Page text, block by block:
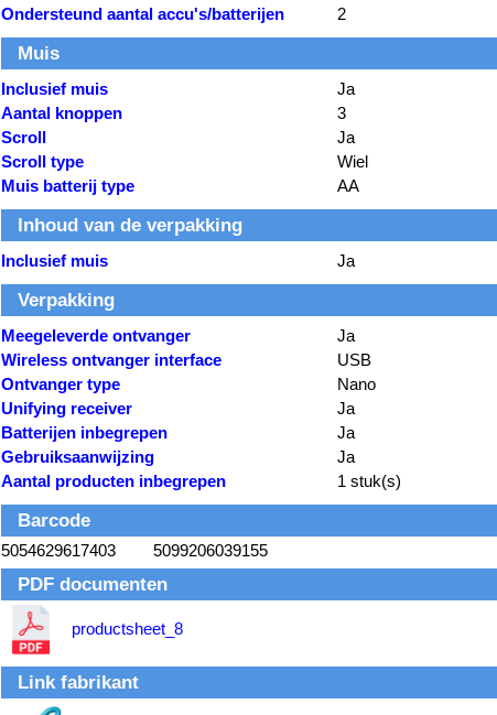
Ondersteund aantal accu's/batterijen
2
Muis
Inclusief muis
Ja
Aantal knoppen
3
Scroll
Ja
Scroll type
Wiel
Muis batterij type
AA
Inhoud van de verpakking
Inclusief muis Ja
Verpakking
Meegeleverde ontvanger
Ja
Wireless ontvanger interface
USB
Ontvanger type
Nano
Unifying receiver
Ja
Batterijen inbegrepen
Ja
Gebruiksaanwijzing
Ja
Aantal producten inbegrepen
1 stuk(s)
Barcode
5054629617403 5099206039155
PDF documenten
productsheet_8
Link fabrikant